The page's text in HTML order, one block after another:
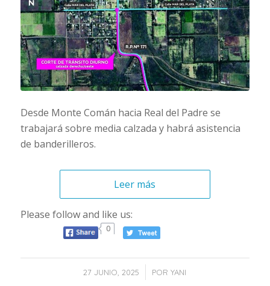
Desde Monte Comán hacia Real del Padre se
trabajará sobre media calzada y habrá asistencia
de banderilleros.
Leer más
Please follow and like us:
0
27 JUNIO, 2025
/ PORYANI